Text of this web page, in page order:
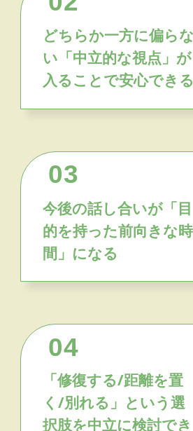
どちらか一方に偏らな
い「中立的な視点」が
入ることで安心できる
03
今後の話し合いが「目
的を持った前向きな時
間」になる
04
「修復する/距離を置
く/別れる」という選
択肢を中立に検討でき